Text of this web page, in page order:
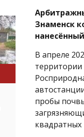
Знаменск
В апреле
пробы
квадратных